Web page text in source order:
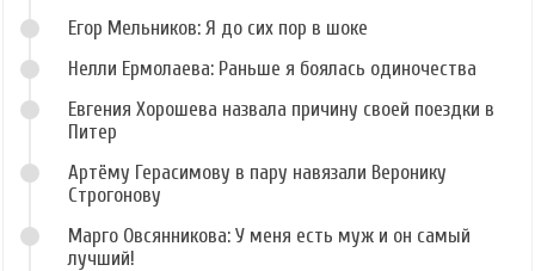
Егор Мельников: Я до сих пор в шоке
Нелли Ермолаева: Раньше я боялась одиночества
Евгения Хорошева назвала причину своей поездки в
Питер
Артёму Герасимову в пару навязали Веронику
Строгонову
Марго Овсянникова: У меня есть муж и он самый
лучший!